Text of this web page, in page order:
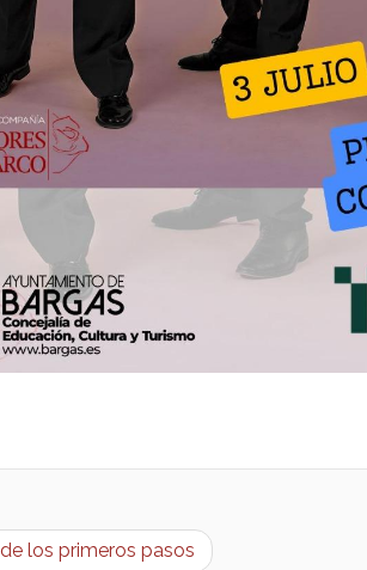
los primeros pasos